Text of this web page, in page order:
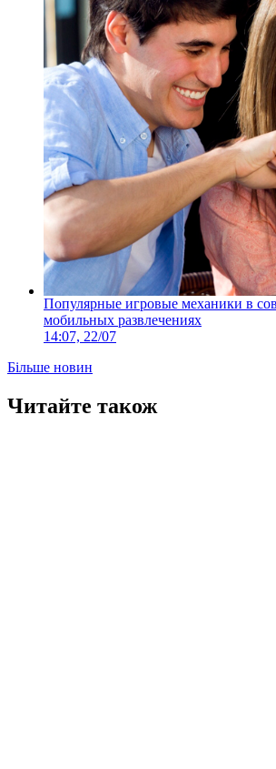
Популярные игровые механики в
мобильных развлечениях
14:07, 22/07
Більше новин
Читайте також